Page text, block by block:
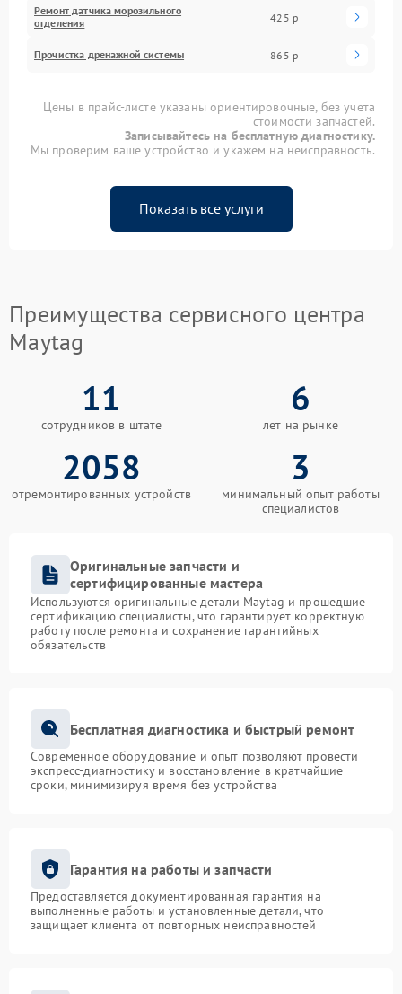
Ремонт датчика морозильного
отделения
425 р
Прочистка дренажной системы 865 р
Цены в прайс-листе указаны ориентировочные, без учета
стоимости запчастей.
Записывайтесь на бесплатную диагностику.
Мы проверим ваше устройство и укажем на неисправность.
Показать все услуги
Преимущества сервисного центра
Maytag
11
сотрудников в штате
6
лет на рынке
2058
отремонтированных устройств
3
минимальный опыт работы
специалистов
Оригинальные запчасти и
сертифицированные мастера
Используются оригинальные детали Maytag и прошедшие
сертификацию специалисты, что гарантирует корректную
работу после ремонта и сохранение гарантийных
обязательств
Бесплатная диагностика и быстрый ремонт
Современное оборудование и опыт позволяют провести
экспресс-диагностику и восстановление в кратчайшие
сроки, минимизируя время без устройства
Гарантия на работы и запчасти
Предоставляется документированная гарантия на
выполненные работы и установленные детали, что
защищает клиента от повторных неисправностей